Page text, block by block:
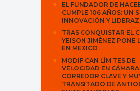
EL FUNDADOR DE
CUMPLE 106 AÑOS: UN
INNOVACIÓN Y
TRAS CONQUISTAR EL
YEISON JIMÉNEZ PONE
EN MÉXICO
MODIFICAN LÍMITES DE
VELOCIDAD EN
CORREDOR CLAVE Y
TRANSITADO DE